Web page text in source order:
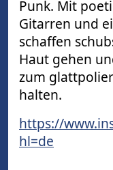
Punk. Mit
Gitarren und
schaffen
Haut gehen
zum
halten.
https://
hl=de